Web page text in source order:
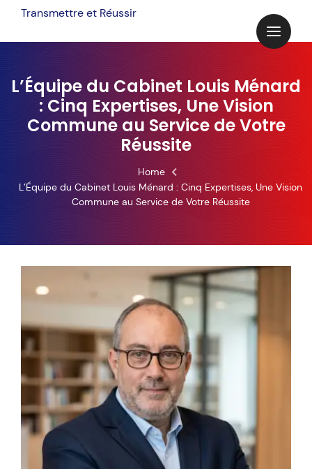
content
Transmettre et Réussir
L’Équipe du Cabinet Louis Ménard
: Cinq Expertises, Une Vision
Commune au Service de Votre
Réussite
Home
L’Équipe du Cabinet Louis Ménard : Cinq Expertises, Une Vision
Commune au Service de Votre Réussite